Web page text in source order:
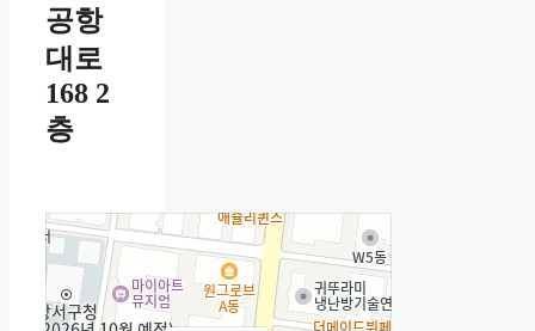
공항
대로
168 2
층